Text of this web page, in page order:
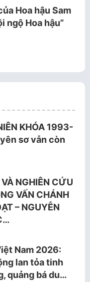
Hoa hậu Sam
ngộ Hoa hậu”
KHÓA 1993-
sơ vẫn còn
NGHIÊN CỨU
VẤN CHÁNH
– NGUYỄN
Nam 2026:
lan tỏa tinh
quảng bá du…